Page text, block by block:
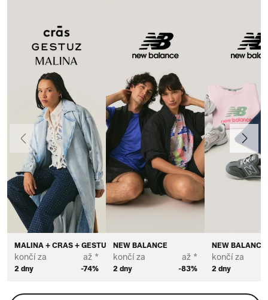
MALINA + CRAS + GESTUZ
končí za
2 dny
až *
-74%
NEW BALANCE
končí za
2 dny
až *
-83%
NEW BALANCE
končí za
2 dny
Předchozí Další